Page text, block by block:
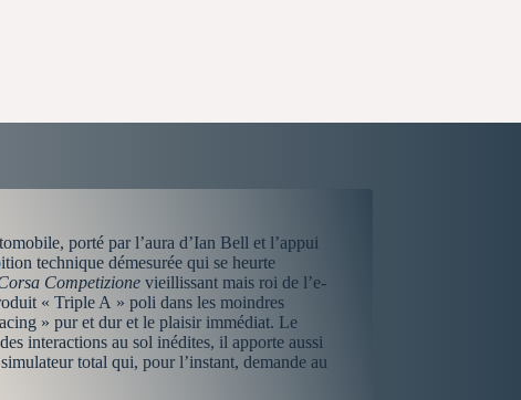
porté par l’aura d’Ian Bell et l’appui
technique démesurée qui se heurte
Competizione vieillissant mais roi de l’e-
« Triple A » poli dans les moindres
» pur et dur et le plaisir immédiat. Le
interactions au sol inédites, il apporte aussi
total qui, pour l’instant, demande au